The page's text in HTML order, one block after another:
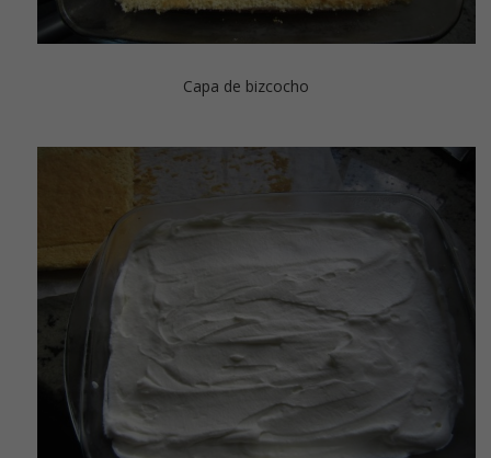
Capa de bizcocho